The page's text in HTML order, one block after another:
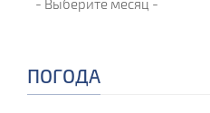
ПОГОДА